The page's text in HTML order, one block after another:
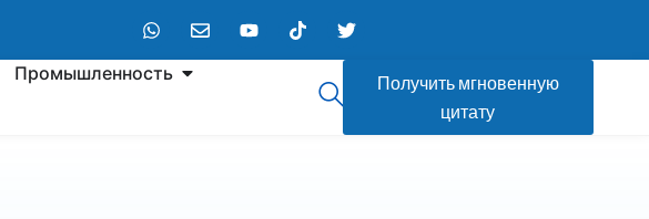
Промышленность
Получить мгновенную
цитату